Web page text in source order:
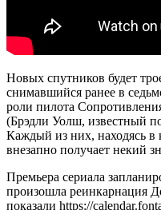
Новых спутников будет
снимавшийся ранее в
роли пилота
(Брэдли Уолш, известный
Каждый из них, находясь в
внезапно получает некий
Премьера сериала
произошла реинкарнация
показали https://